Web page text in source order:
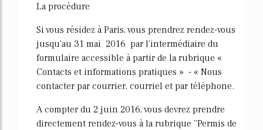
La procédure
Si vous résidez à Paris, vous prendrez rendez-vous
jusqu'au 31 mai 2016 par l'intermédiaire du
formulaire accessible à partir de la rubrique «
Contacts et informations pratiques » - « Nous
contacter par courrier, courriel et par téléphone.
A compter du 2 juin 2016, vous devrez prendre
directement rendez-vous à la rubrique ''Permis de